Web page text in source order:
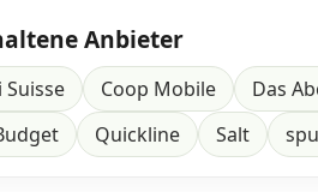
Anbieter
Suisse Coop Mobile Das
Quickline Salt